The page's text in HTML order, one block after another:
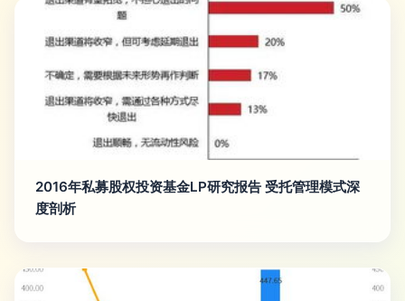
2016年私募股权投资基金LP研究报告 受托管理模式深
度剖析